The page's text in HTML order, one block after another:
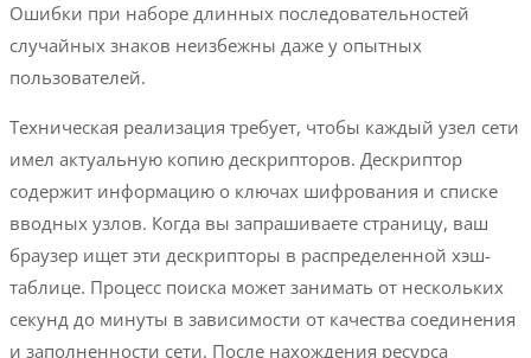
Ошибки при наборе длинных последовательностей
случайных знаков неизбежны даже у опытных
пользователей.
Техническая реализация требует, чтобы каждый узел сети
имел актуальную копию дескрипторов. Дескриптор
содержит информацию о ключах шифрования и списке
вводных узлов. Когда вы запрашиваете страницу, ваш
браузер ищет эти дескрипторы в распределенной хэш-
таблице. Процесс поиска может занимать от нескольких
секунд до минуты в зависимости от качества соединения
и заполненности сети. После нахождения ресурса